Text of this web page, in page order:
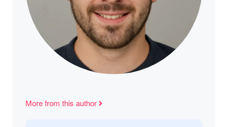
More from this author